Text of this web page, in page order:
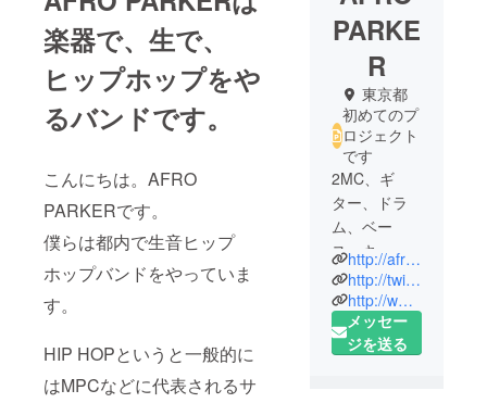
楽器で、生で、
ヒップホップをや
るバンドです。
こんにちは。AFRO
PARKERです。
僕らは都内で生音ヒップ
ホップバンドをやっていま
す。
HIP HOPというと一般的に
はMPCなどに代表されるサ
PARKE
R
東京都
初めてのプ
ロジェクト
です
2MC、ギ
ター、ドラ
ム、ベー
ス、キー
ボード、
サックスの7
人の現役大
学生によっ
http://afroparker.com/
http://twitter.com/#/afro_parker
http://www.youtube.com/user/afroparker
メッセー
ジを送る